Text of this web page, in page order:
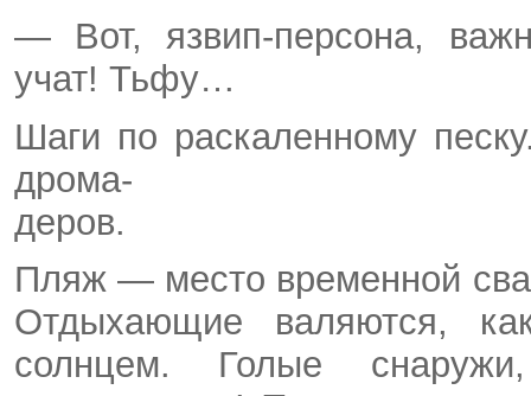
— Вот, язвип-персона,
учат! Тьфу…
Шаги по раскаленному
дрома-
деров.
Пляж — место временной
Отдыхающие валяются,
солнцем. Голые